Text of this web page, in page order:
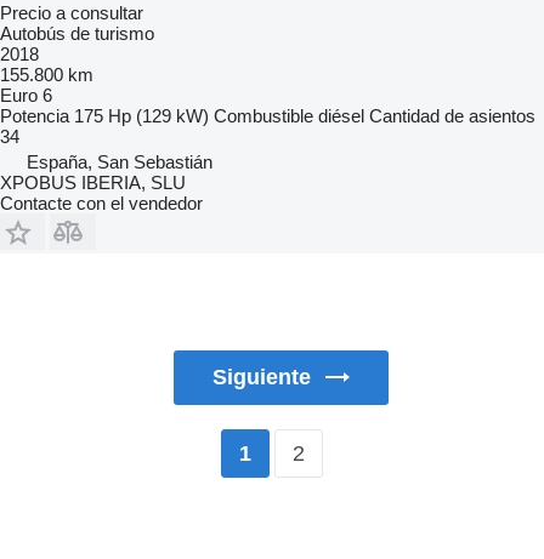
Precio a consultar
Autobús de turismo
2018
155.800 km
Euro 6
Potencia 175 Hp (129 kW) Combustible diésel Cantidad de asientos
34
España, San Sebastián
XPOBUS IBERIA, SLU
Contacte con el vendedor
Siguiente
1 2